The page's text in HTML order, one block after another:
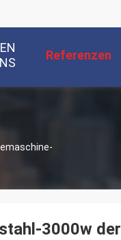
Referenzen
3000w der